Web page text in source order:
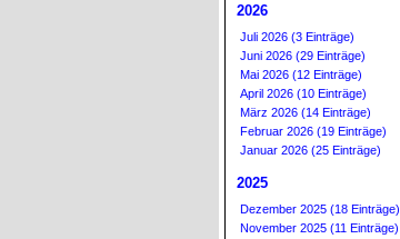
2026
Juli 2026 (3 Einträge)
Juni 2026 (29 Einträge)
Mai 2026 (12 Einträge)
April 2026 (10 Einträge)
März 2026 (14 Einträge)
Februar 2026 (19 Einträge)
Januar 2026 (25 Einträge)
2025
Dezember 2025 (18 Einträge)
November 2025 (11 Einträge)